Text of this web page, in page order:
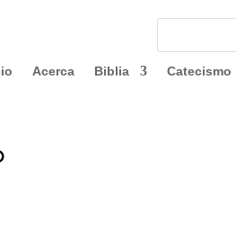
Acerca Biblia Catecismo